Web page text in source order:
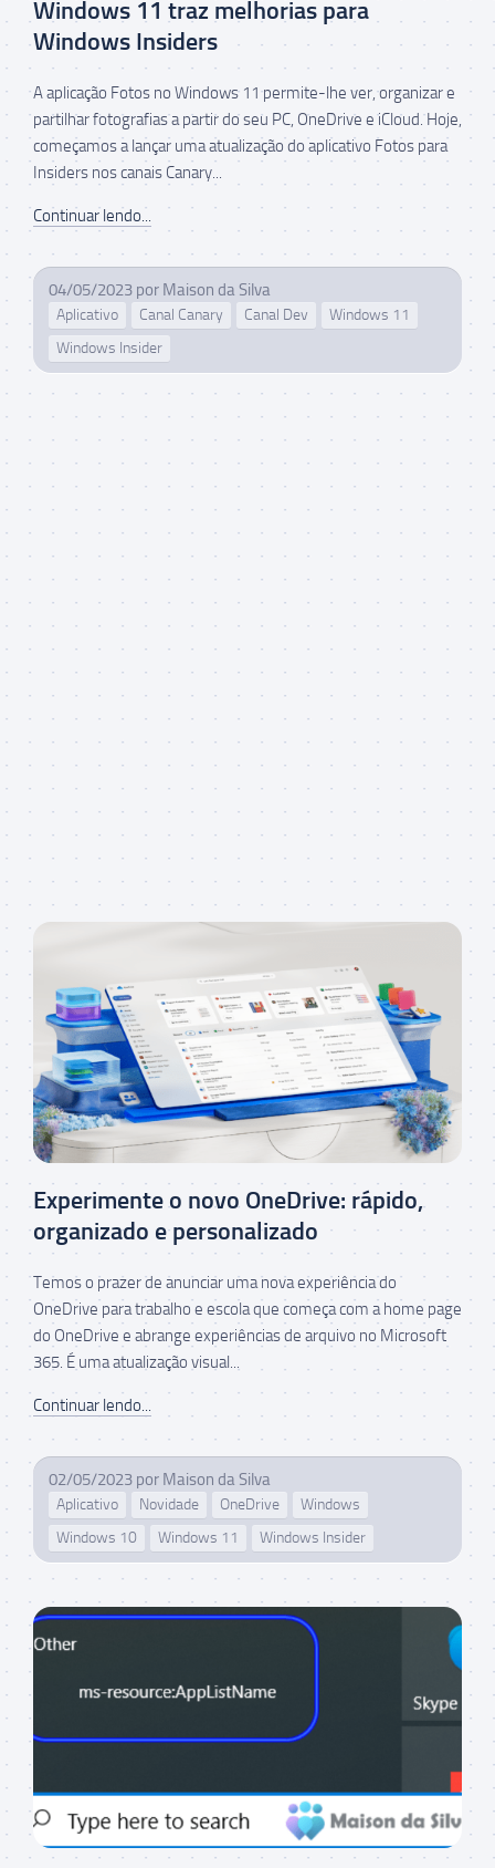
Windows 11 traz melhorias para
Windows Insiders
A aplicação Fotos no Windows 11 permite-lhe ver, organizar e
partilhar fotografias a partir do seu PC, OneDrive e iCloud. Hoje,
começamos a lançar uma atualização do aplicativo Fotos para
Insiders nos canais Canary...
Continuar lendo...
04/05/2023 por Maison da Silva
Aplicativo Canal Canary Canal Dev
Windows 11
Windows Insider
Experimente o novo OneDrive: rápido,
organizado e personalizado
Temos o prazer de anunciar uma nova experiência do
OneDrive para trabalho e escola que começa com a home page
do OneDrive e abrange experiências de arquivo no Microsoft
365. É uma atualização visual...
Continuar lendo...
02/05/2023 por Maison da Silva
Aplicativo Novidade OneDrive
Windows
Windows 10
Windows 11 Windows Insider